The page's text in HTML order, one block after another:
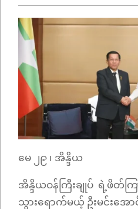
မေ ၂၉ ၊ အိန္ဒိယ
အိန္ဒိယဝန်ကြီးချုပ် ရဲ့ဖိတ်က
သွားရောက်မယ့် ဦးမင်းအေ